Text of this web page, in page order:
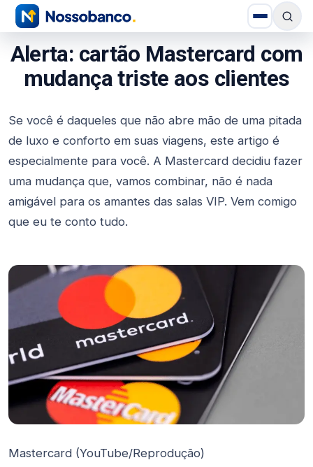
Alerta: cartão Mastercard com
mudança triste aos clientes
Se você é daqueles que não abre mão de uma pitada
de luxo e conforto em suas viagens, este artigo é
especialmente para você. A Mastercard decidiu fazer
uma mudança que, vamos combinar, não é nada
amigável para os amantes das salas VIP. Vem comigo
que eu te conto tudo.
Mastercard (YouTube/Reprodução)